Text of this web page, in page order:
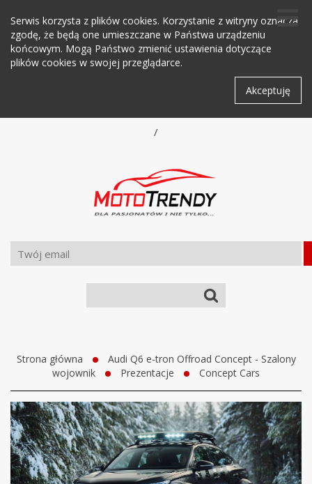
Serwis korzysta z plików cookies. Korzystanie z witryny oznacza
zgodę, że będą one umieszczane w Państwa urządzeniu
końcowym. Mogą Państwo zmienić ustawienia dotyczące
plików cookies w swojej przeglądarce.
Akceptuję
/
Strona główna
Audi Q6 e-tron Offroad Concept - Szalony
wojownik
Prezentacje Concept Cars